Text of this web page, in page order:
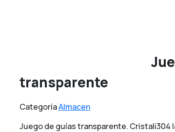
transparente
CategoríaAlmacen
Juego de guías transparente. Cristali304